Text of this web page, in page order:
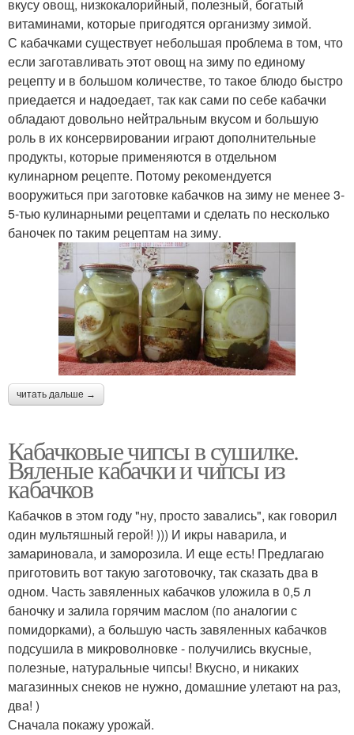
вкусу овощ, низкокалорийный, полезный, богатый
витаминами, которые пригодятся организму зимой.
С кабачками существует небольшая проблема в том, что
если заготавливать этот овощ на зиму по единому
рецепту и в большом количестве, то такое блюдо быстро
приедается и надоедает, так как сами по себе кабачки
обладают довольно нейтральным вкусом и большую
роль в их консервировании играют дополнительные
продукты, которые применяются в отдельном
кулинарном рецепте. Потому рекомендуется
вооружиться при заготовке кабачков на зиму не менее 3-
5-тью кулинарными рецептами и сделать по несколько
баночек по таким рецептам на зиму.
читать дальше →
Кабачковые чипсы в сушилке.
Вяленые кабачки и чипсы из
кабачков
Кабачков в этом году "ну, просто завались", как говорил
один мультяшный герой! ))) И икры наварила, и
замариновала, и заморозила. И еще есть! Предлагаю
приготовить вот такую заготовочку, так сказать два в
одном. Часть завяленных кабачков уложила в 0,5 л
баночку и залила горячим маслом (по аналогии с
помидорками), а большую часть завяленных кабачков
подсушила в микроволновке - получились вкусные,
полезные, натуральные чипсы! Вкусно, и никаких
магазинных снеков не нужно, домашние улетают на раз,
два! )
Сначала покажу урожай.